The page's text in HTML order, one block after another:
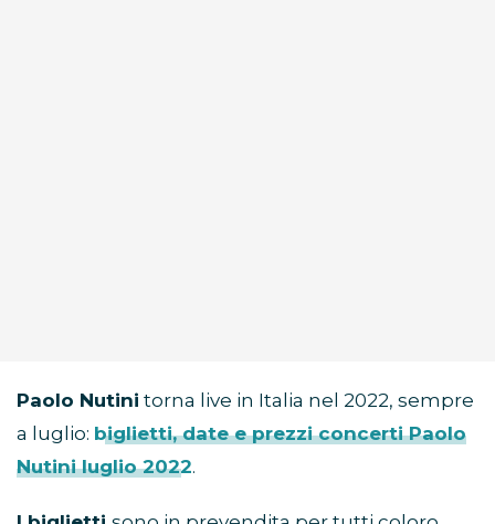
Paolo Nutini torna live in Italia nel 2022, sempre
a luglio: biglietti, date e prezzi concerti Paolo
Nutini luglio 2022.